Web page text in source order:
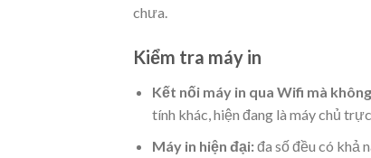
chưa.
Kiểm tra máy in
Kết nối máy in qua Wifi mà
tính khác, hiện đang là máy chủ
Máy in hiện đại:đa số đều có khả